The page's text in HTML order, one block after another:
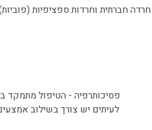
פסיכותרפיה - הטיפול מתמקד